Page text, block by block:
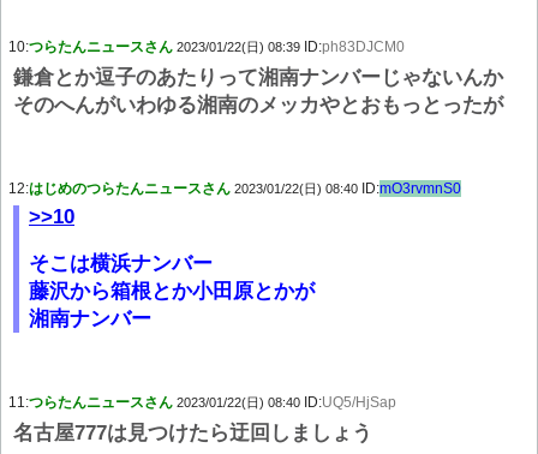
10:つらたんニュースさん 2023/01/22(日) 08:39 ID:ph83DJCM0
鎌倉とか逗子のあたりって湘南ナンバーじゃないんか
そのへんがいわゆる湘南のメッカやとおもっとったが
12:はじめのつらたんニュースさん 2023/01/22(日) 08:40 ID:mO3rvmnS0
>>10
そこは横浜ナンバー
藤沢から箱根とか小田原とかが
湘南ナンバー
11:つらたんニュースさん 2023/01/22(日) 08:40 ID:UQ5/HjSap
名古屋777は見つけたら迂回しましょう